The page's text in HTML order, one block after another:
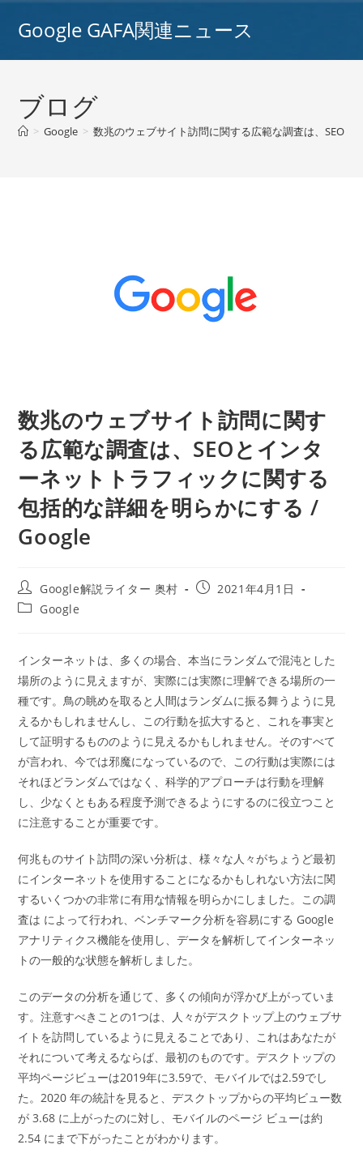
Google GAFA関連ニュース
ブログ
> Google > 数兆のウェブサイト訪問に関する広範な調査は、SEO
数兆のウェブサイト訪問に関す
る広範な調査は、SEOとインタ
ーネットトラフィックに関する
包括的な詳細を明らかにする /
Google
投
稿
者:
Google解説ライター 奥村
投
2021年4月1日
投
テ
ゴ
リ
ー:
Google
インターネットは、多くの場合、本当にランダムで混沌とした
場所のように見えますが、実際には実際に理解できる場所の一
種です。鳥の眺めを取ると人間はランダムに振る舞うように見
えるかもしれませんし、この行動を拡大すると、これを事実と
して証明するもののように見えるかもしれません。そのすべて
が言われ、今では邪魔になっているので、この行動は実際には
それほどランダムではなく、科学的アプローチは行動を理解
し、少なくともある程度予測できるようにするのに役立つこと
に注意することが重要です。
何兆ものサイト訪問の深い分析は、様々な人々がちょうど最初
にインターネットを使用することになるかもしれない方法に関
するいくつかの非常に有用な情報を明らかにしました。この調
査は によって行われ、ベンチマーク分析を容易にする Google
アナリティクス機能を使用し、データを解析してインターネッ
トの一般的な状態を解析しました。
このデータの分析を通じて、多くの傾向が浮かび上がっていま
す。注意すべきことの1つは、人々がデスクトップ上のウェブサ
イトを訪問しているように見えることであり、これはあなたが
それについて考えるならば、最初のものです。デスクトップの
平均ページビューは2019年に3.59で、モバイルでは2.59でし
た。2020 年の統計を見ると、デスクトップからの平均ビュー数
が 3.68 に上がったのに対し、モバイルのページ ビューは約
2.54 にまで下がったことがわかります。